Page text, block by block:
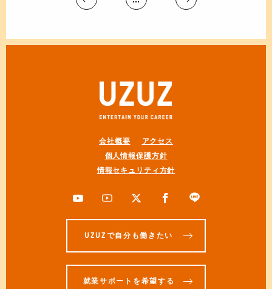
会社概要
アクセス
個人情報保護方針
情報セキュリティ方針
UZUZで自分も働きたい
就業サポートを希望する